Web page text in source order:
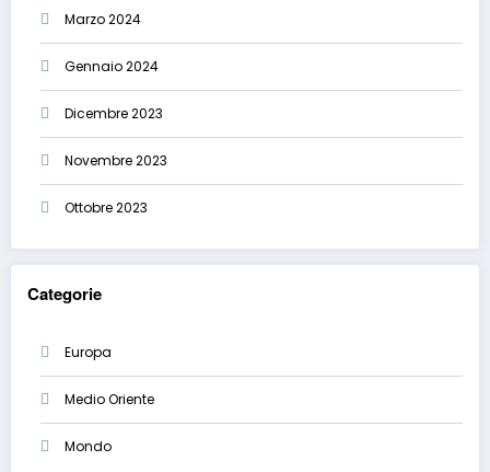
Marzo 2024
Gennaio 2024
Dicembre 2023
Novembre 2023
Ottobre 2023
Categorie
Europa
Medio Oriente
Mondo